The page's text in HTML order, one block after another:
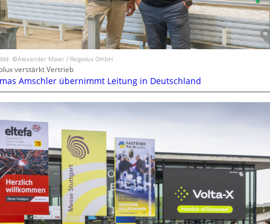
©Alexander Maier / Regiolux GmbH
verstärkt Vertrieb
Amschler übernimmt Leitung in Deutschland